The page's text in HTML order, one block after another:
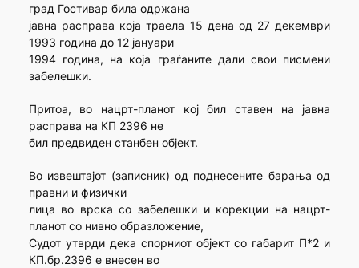
град Гостивар била одржана
јавна расправа која траела 15 дена од 27 декември
1993 година до 12 јануари
1994 година, на која граѓаните дали свои писмени
забелешки.
Притоа, во нацрт-планот кој бил ставен на јавна
расправа на КП 2396 не
бил предвиден станбен објект.
Во извештајот (записник) од поднесените барања од
правни и физички
лица во врска со забелешки и корекции на нацрт-
планот со нивно образложение,
Судот утврди дека спорниот објект со габарит П*2 и
КП.бр.2396 е внесен во